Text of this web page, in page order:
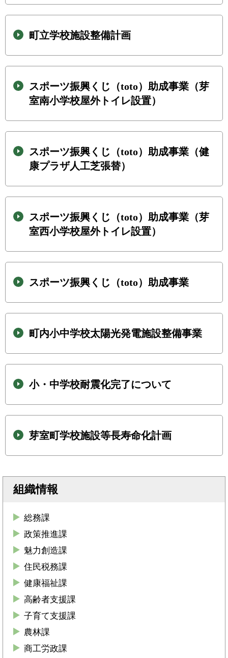
町立学校施設整備計画
スポーツ振興くじ（toto）助成事業（芽
室南小学校屋外トイレ設置）
スポーツ振興くじ（toto）助成事業（健
康プラザ人工芝張替）
スポーツ振興くじ（toto）助成事業（芽
室西小学校屋外トイレ設置）
スポーツ振興くじ（toto）助成事業
町内小中学校太陽光発電施設整備事業
小・中学校耐震化完了について
芽室町学校施設等長寿命化計画
組織情報
総務課
政策推進課
魅力創造課
住民税務課
健康福祉課
高齢者支援課
子育て支援課
農林課
商工労政課